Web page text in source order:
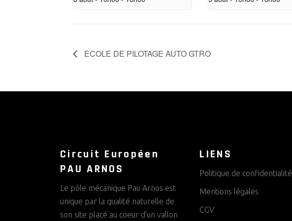
ECOLE DE PILOTAGE AUTO GTRO
Circuit Européen
PAU ARNOS
Le pôle mécanique Pau Arnos est
unique par la qualité naturelle de
son site placé au coeur d’un vallon
LIENS
Politique de confidentialité
Mentions légales
CGV